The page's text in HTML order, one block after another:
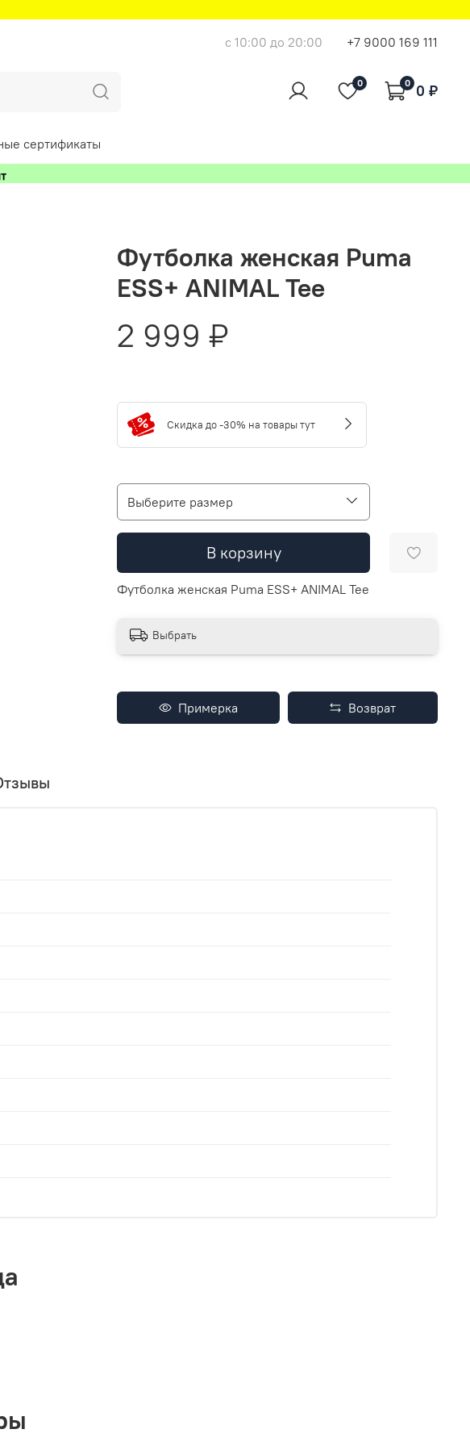
с 10:00 до 20:00 +7 9000 169 111
0 0 0 ₽
сертификаты
Футболка женская Puma
ESS+ ANIMAL Tee
2 999 ₽
Скидка до -30% на товары тут
Выберите размер
В корзину
Футболка женская Puma ESS+ ANIMAL Tee
Выбрать
Примерка Возврат